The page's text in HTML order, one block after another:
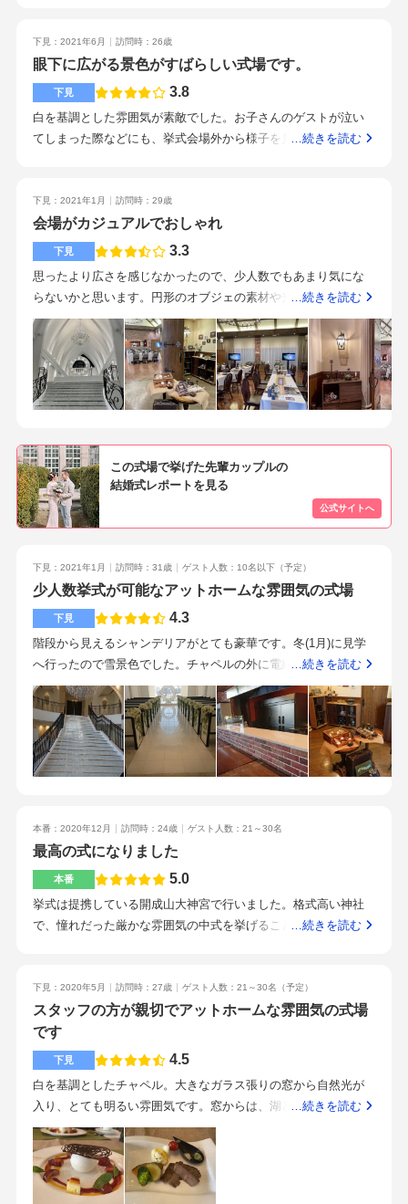
の方や、介添えの方もすごい親切にきさくに話してくださり緊
張もほぐれましたしつけ爪がとれるハプニングにも落ちたもの
応の早さがすごかったです。カメラマンさんもエンドロールを
一番いいところをとっていただき、完成したアルバムの方も満
足のいく仕上がりでした。あと お花のプランナーさんです
のですが、当日 テーブルに写真で見せたそれぞれの花を入れ
てくださってて、私達が見せた写真の"なんとなくのイメージ"を
完璧に作ってもらえて会場を見た瞬間に感動しました！スタッ
フのみなさまが親切丁寧に対応してくださり、とても素敵な式
になりました！プランナーさんが親切できさくに話してくださ
とても有り難かったです！この会場に決めた理由は、一軒家で
アットホームだったことと、食事がおいしくて綺麗で、更に結
婚式で当たり前のテーブルマナーを気にせず箸で食べられると
いうことでした。慣れないフォークとナイフで気にしながら食
べるより慣れてる箸で純粋に美味しく食べてもらえることが本
間が過ぎてしまうので 誓いの言葉や、感謝の手紙、挨拶など
は早めに考えて練習しておいたほうがよかったなと思いまし
た。また、笑顔の練習をしていなかったので、練習をしておけ
ばよかったと思いました。"口角を少し上げるくらいが綺麗"とサ
ないように見えたのでもっと普通に笑えばよかったと思いまし
た。でもスタッフのみなさんがとても良くしてくださったので
な結婚式をやりたい方はピッタリの会場だと思います！
で挙式を行いたい人にはおすすめです。ガーデン挙式がしたか
ったのですが隣のお店の看板が見えてしまうので隣の記憶の森
で挙式を行いました。披露宴会場がとても私達の好みの雰囲気
こが好みました。バリアフリーで祖父母も安心して参加できま
私達はガーデンでスクリーンを使用して流しました。夜はライ
トアップしてとても綺麗です。ナイトウェディングもおすすめ
です。・ウェディングドレス、タキシードは見積もりよりお金
がかかりました。・また、ケーキ入刀ではなくローストビーフ
入刀に変更したため見積もりより値上がりしました。・特典は
挙式代、ケーキ代30,000円分、スナップ写真1ポーズ分、エンド
ロールムービーでした。・節約したところは装花を見積もり内
にしてもらいました。イメージ通りのお花で良かったです。・
持ち込みはカラードレス、ブーケ・ブートニア、席札、引き出
物、プチギフトです。お料理はボリューム満点です。ゲストか
るオマール海老のお料理が出る演出をしたところ、ゲストから
とても喜んでくれてやって良かったと思いました。駅からは遠
いです。タクシーを使わないといけないかなと思います。お店
や住宅が周りにあります。駐車場は完備されています。スタッ
フさんの対応は満点だと思います。丁寧な対応が良かったとこ
したが迅速に対応もしてくださり、とても感謝しております。
また、ゲストからもスタッフさんの対応が素晴らしいかったと
聞きました。この式場にして良かったと思っています。・少人
数婚にはおすすめです。この式場の決め手はスタッフの対応で
した。一人一人とても丁寧で親切です。わがままを言っても柔
軟に対応してくださります。コロナ禍もあり私達は少人数婚で
行いました。アットホームな雰囲気で両親も立ち上がって挨拶
しに行くということはなく、みんなでゆっくりご飯が食べれた
ので良かったです。家族に感謝を伝えられる機会だったので少
人数婚にしたい方にはおすすめです。
下見：2021年6月 訪問時：26歳
眼下に広がる景色がすばらしい式場です。
下見 3.8
白を基調とした雰囲気が素敵でした。お子さんのゲストが泣い
てしまった際などにも、挙式会場外から様子を見ることができ
た、少人数の挙式・披露宴向けの会場もあるので、多種多様な
演出が可能という印象を受けました。落ち着いた雰囲気で綺麗
でした。眼下に広がる景色が素敵で、写真映えもする印象を受
けました。平均的といった印象でした。突然の訪問でしたが、
スープを提供していただきました。おいしかったです。駅から
は少し距離がありますが、駐車場もしっかり完備されているの
で、安心だと思います。よかったです。子連れのゲストが多い
場合におすすめです。多様な演出が可能かと思いますので、具
体的にイメージしながら下見をすることがおすすめです。
…続きを読む
下見：2021年1月 訪問時：29歳
会場がカジュアルでおしゃれ
下見 3.3
思ったより広さを感じなかったので、少人数でもあまり気にな
らないかと思います。円形のオブジェの素材や光り方に安っぽ
さを感じてしまいました。外観も内装も木の温もりを感じる、
アットホームな会場です。郡山で一番カジュアル感があると思
います。小物もカジュアルテイストで統一されていて、ウェル
カムスペースがとてもおしゃれです。グッズの持ち込みが少な
くても全く気にならないので、準備が大変なふたりにはありが
とコスパは低いと思いました。あのガーデンにプラス料金がか
かるのは疑問です。どれも美味しかったですが、特にメインの
サーロインにトリュフ塩とワサビを添えたものがとても美味し
かったです。ランチをやっていたら食べに行きたいくらいで
す。内環状線沿いのためアクセスはしやすいと思います。ただ
店の大きい看板や目の前の駐車場の車も目立ちます。プランナ
ーさんは感じの良い方で、こちらの話を元にした提案もしてく
ださいました。試食を担当してくださったスタッフさんもちょ
っとした疑問をすぐ解決してくれて安心しました。廻の会場内
はとてもおしゃれで、付近の会場にはないカジュアルさがとて
も素敵だと思います。個人的感想ですが、料理が絶品でした。
食婚式を掲げていることもあり、料理重視の方や少人数で食事
中心になる方はぜひ試食されてはいかがかと思います。もしチ
ャペルで挙式する場合、廻までは屋外を移動することになるの
で、足が不自由な方は大丈夫か、雨天時でも問題ないか確認し
ておくと良いと思います。
…続きを読む
この式場で挙げた先輩カップルの
結婚式レポートを見る
下見：2021年1月 訪問時：31歳 ゲスト人数：10名以下 （予定）
少人数挙式が可能なアットホームな雰囲気の式場
下見 4.3
階段から見えるシャンデリアがとても豪華です。冬(1月)に見学
へ行ったので雪景色でした。チャペルの外に電線が見えてしま
っているのが景色としては残念ですが、木が生い茂る季節だと
丁度隠れていい雰囲気になるのかなと思います。オープンキッ
チンなので、ライブ感があります。レンガ調で落ち着いた雰囲
気のある場所です。窓を開けるとウッドデッキになっていま
す。新郎新婦とゲストの距離が近いので、アットホームな感じ
会があったため、かなりお得になっています。また、キャンペ
ーンの時に見学へ行ったので3万のウェディングケーキが無料と
特典がありました。デザートがとても美味しかったです。国産
りますが、騒がしくなく駐車場も広いです。スタッフの方がと
らがお得になるのかやどんな雰囲気でできるのかなど、提案し
てくれたりアドバイスをしてくれます。高齢の祖父母を招きた
かったので、車椅子を貸出してくれるのがとても嬉しいです。
完全バリアフリーではありませんが、2階の挙式会場へ行くのに
エレベーターもあり、kaikoriyamaには多目的トイレもありま
す。挙式会場とkaikoriyamaは別棟にはなりますが、敷地内のす
ぐそばにあります。少人数の挙式披露宴をしたい方に良いので
はと思います。
…続きを読む
本番：2020年12月 訪問時：24歳 ゲスト人数：21～30名
最高の式になりました
本番 5.0
挙式は提携している開成山大神宮で行いました。格式高い神社
で、憧れだった厳かな雰囲気の中式を挙げることができて良か
レンガや木を基調としたナチュラルでアットホームな雰囲気で
す。オープンキッチンがあり、調理の音や匂いが伝わってくる
のも良かったです。大きさも少人数の式にはちょうどよい大き
さで、ゲストからも新郎新婦と距離が近くて良かったと言って
もらえました。また、バリアフリーで車イスの無料貸出しもあ
るため、高齢の祖父母も安心して呼ぶことができました。当初
はトイレの数が少ないかなと思っていたのですが、ゲストも特
に不都合なく過ごせたようでした。どのお料理もとても美味し
く、ゲストにもかなり喜ばれました。式場を決める段階では、
料理の美味しさはそこまで考慮していなかったのですが、ゲス
トが想像以上に喜んでくれたので料理は結構大事だと思いまし
…続きを読む
下見：2020年5月 訪問時：27歳 ゲスト人数：21～30名 （予定）
スタッフの方が親切でアットホームな雰囲気の式場
です
下見 4.5
白を基調としたチャペル。大きなガラス張りの窓から自然光が
入り、とても明るい雰囲気です。窓からは、湖と樹木が見え、
自然も感じられます。少人数専門ということで家族や友人との
距離が近くに感じられるアットホームな会場でした。オープン
キッチンがあり、出来たての美味しい料理がすぐに食べられま
す。ガーデンウエディングもできてナチュラルテイストが好き
…続きを読む